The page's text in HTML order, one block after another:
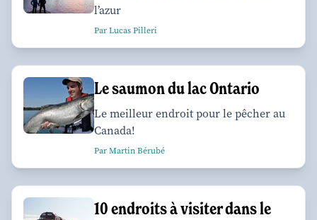
l’azur
Par Lucas Pilleri
Le saumon du lac Ontario
Le meilleur endroit pour le pêcher au
Canada!
Par Martin Bérubé
10 endroits à visiter dans le